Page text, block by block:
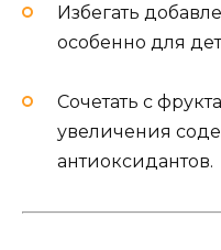
Избегать
особенно для
Сочетать с
увеличения
антиоксидантов.